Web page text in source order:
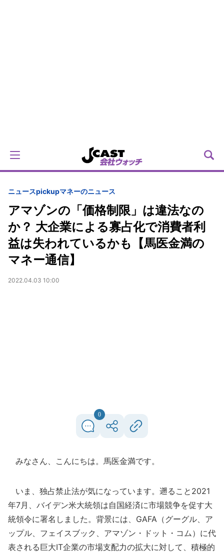
ニュースpickupマネーのニュース
アマゾンの「価格制限」は違法なの
か？ 大企業による寡占化で消費者利
益は失われているかも【馬医金満の
マネー通信】
2022.04.03 10:00
0
みなさん、こんにちは。馬医金満です。
いま、独占禁止法が気になっています。遡ること2021
年7月、バイデン米大統領は自国経済に市場競争を促す大
統領令に署名しました。背景には、GAFA（グーグル、ア
ップル、フェイスブック、アマゾン・ドット・コム）に代
表される巨大IT企業の市場支配力の拡大に対して、積極的